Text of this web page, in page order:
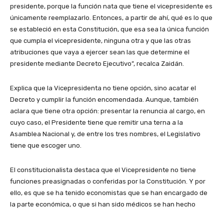
presidente, porque la función nata que tiene el vicepresidente es
únicamente reemplazarlo. Entonces, a partir de ahí, qué es lo que
se estableció en esta Constitución, que esa sea la única función
que cumpla el vicepresidente, ninguna otra y que las otras
atribuciones que vaya a ejercer sean las que determine el
presidente mediante Decreto Ejecutivo”, recalca Zaidán.
Explica que la Vicepresidenta no tiene opción, sino acatar el
Decreto y cumplir la función encomendada. Aunque, también
aclara que tiene otra opción: presentar la renuncia al cargo, en
cuyo caso, el Presidente tiene que remitir una terna a la
Asamblea Nacional y, de entre los tres nombres, el Legislativo
tiene que escoger uno.
El constitucionalista destaca que el Vicepresidente no tiene
funciones preasignadas o conferidas por la Constitución. Y por
ello, es que se ha tenido economistas que se han encargado de
la parte económica, o que si han sido médicos se han hecho